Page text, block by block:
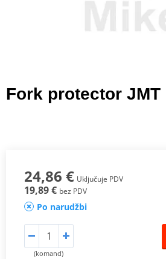
Fork protector JMT
24,86 € Uključuje PDV
19,89 € bez PDV
Po narudžbi
(komand)